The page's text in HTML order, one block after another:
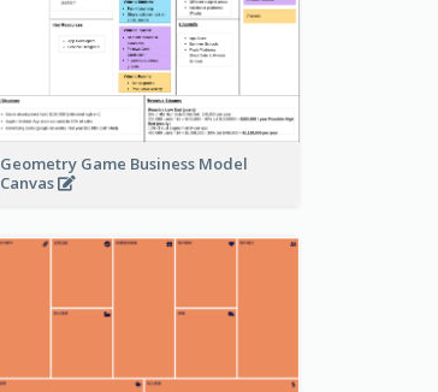
Geometry Game Business Model
Canvas